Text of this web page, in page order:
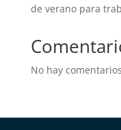
de verano para
No hay